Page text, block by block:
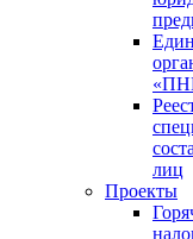
лиц
Проекты